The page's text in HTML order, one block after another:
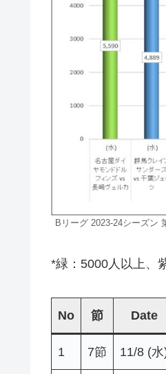
Bリーグ 2023-24シーズン
*緑：5000人以上、
No 節 Date
1 7節 11/8 (水